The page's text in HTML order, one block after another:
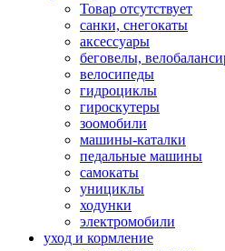
Товар отсутствует
санки, снегокаты
аксессуары
беговелы,
велосипеды
гидроциклы
гироскутеры
зоомобили
машины-каталки
педальные машины
самокаты
унициклы
ходунки
электромобили
уход и кормление